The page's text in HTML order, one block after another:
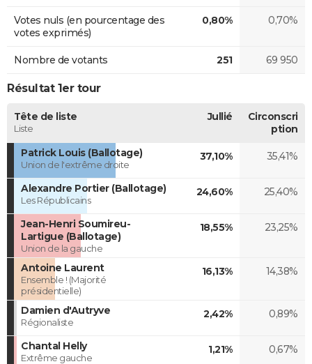
Votes nuls (en pourcentage des
votes exprimés)
0,80% 0,70%
Nombre de votants 251 69 950
Résultat 1er tour
Tête de liste
Liste
Jullié
Circonscri
ption
Patrick Louis (Ballotage)
Union de l'extrême droite
37,10% 35,41%
Alexandre Portier (Ballotage)
Les Républicains
24,60% 25,40%
Jean-Henri Soumireu-
Lartigue (Ballotage)
Union de la gauche
18,55% 23,25%
Antoine Laurent
Ensemble ! (Majorité
présidentielle)
16,13% 14,38%
Damien d'Autryve
Régionaliste
2,42% 0,89%
Chantal Helly
Extrême gauche
1,21% 0,67%